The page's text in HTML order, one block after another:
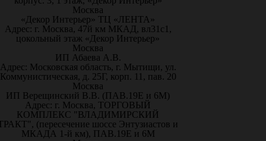
Москва
«Декор Интерьер» ТЦ «ЛЕНТА»
Адрес: г. Москва, 47й км МКАД, вл31с1,
цокольный этаж «Декор Интерьер»
Москва
ИП Абаева А.В.
Адрес: Московская область, г. Мытищи, ул.
Коммунистическая, д. 25Г, корп. 11, пав. 20
Москва
ИП Верещинский В.В. (ПАВ.19Е и 6М)
Адрес: г. Москва, ТОРГОВЫЙ
КОМПЛЕКС "ВЛАДИМИРСКИЙ
(пересечение шоссе Энтузиастов и
МКАДА 1-й км), ПАВ.19Е и 6М